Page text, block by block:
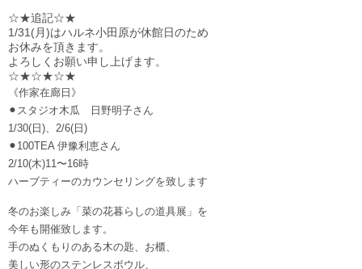
☆★追記☆★
1/31(月)はハルネ小田原が休館日のため
お休みを頂きます。
よろしくお願い申し上げます。
☆★☆★☆★
《作家在廊日》
⚫︎スタジオ木瓜 日野明子さん
1/30(日)、2/6(日)
⚫︎100TEA 伊豫利恵さん
2/10(木)11〜16時
ハーブティーのカウンセリングを致します
冬のお楽しみ「菜の花暮らしの道具展」を
今年も開催致します。
手のぬくもりのある木の匙、お櫃、
美しい形のステンレスボウル、